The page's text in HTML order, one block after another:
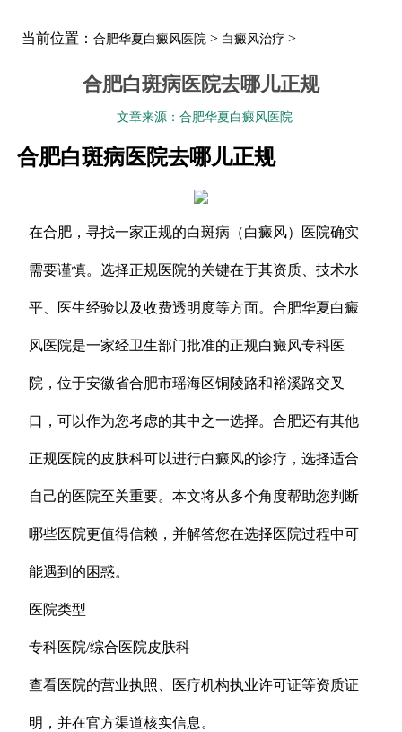
当前位置：合肥华夏白癜风医院 > 白癜风治疗 >
合肥白斑病医院去哪儿正规
文章来源：合肥华夏白癜风医院
合肥白斑病医院去哪儿正规
在合肥，寻找一家正规的白斑病（白癜风）医院确实
需要谨慎。选择正规医院的关键在于其资质、技术水
平、医生经验以及收费透明度等方面。合肥华夏白癜
风医院是一家经卫生部门批准的正规白癜风专科医
院，位于安徽省合肥市瑶海区铜陵路和裕溪路交叉
口，可以作为您考虑的其中之一选择。合肥还有其他
正规医院的皮肤科可以进行白癜风的诊疗，选择适合
自己的医院至关重要。本文将从多个角度帮助您判断
哪些医院更值得信赖，并解答您在选择医院过程中可
能遇到的困惑。
医院类型
专科医院/综合医院皮肤科
查看医院的营业执照、医疗机构执业许可证等资质证
明，并在官方渠道核实信息。